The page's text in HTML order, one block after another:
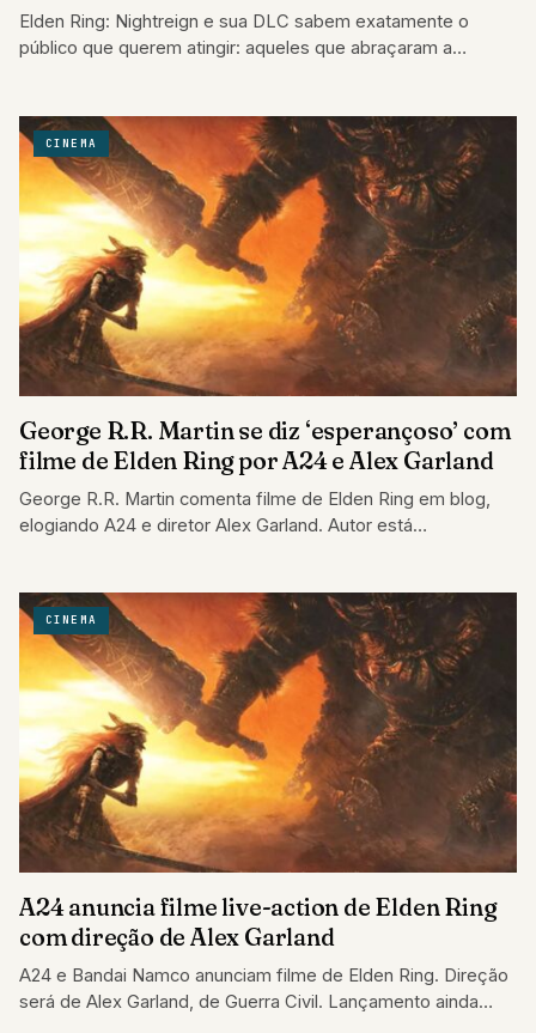
Elden Ring: Nightreign e sua DLC sabem exatamente o
público que querem atingir: aqueles que abraçaram a
CINEMA
George R.R. Martin se diz ‘esperançoso’ com
filme de Elden Ring por A24 e Alex Garland
George R.R. Martin comenta filme de Elden Ring em blog,
elogiando A24 e diretor Alex Garland. Autor está
CINEMA
A24 anuncia filme live-action de Elden Ring
com direção de Alex Garland
A24 e Bandai Namco anunciam filme de Elden Ring. Direção
será de Alex Garland, de Guerra Civil. Lançamento ainda